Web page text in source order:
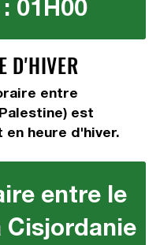
01H00
D'HIVER
entre
est
heure d'hiver.
entre le
Cisjordanie